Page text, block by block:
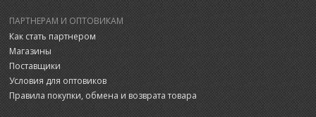
ПАРТНЕРАМ И ОПТОВИКАМ
Как стать партнером
Магазины
Поставщики
Условия для оптовиков
Правила покупки, обмена и возврата товара